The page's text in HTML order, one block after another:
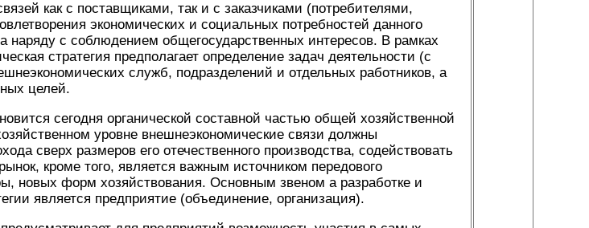
как с поставщиками, так и с заказчиками (потребителями,
экономических и социальных потребностей данного
наряду с соблюдением общегосударственных интересов. В рамках
стратегия предполагает определение задач деятельности (с
служб, подразделений и отдельных работников, а
целей.
сегодня органической составной частью общей хозяйственной
уровне внешнеэкономические связи должны
сверх размеров его отечественного производства, содействовать
кроме того, является важным источником передового
новых форм хозяйствования. Основным звеном а разработке и
является предприятие (объединение, организация).